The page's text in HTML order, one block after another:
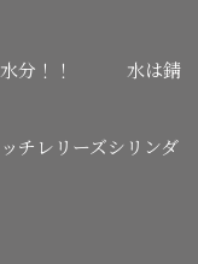
水分！！ 水は錆
チレリーズシリンダ